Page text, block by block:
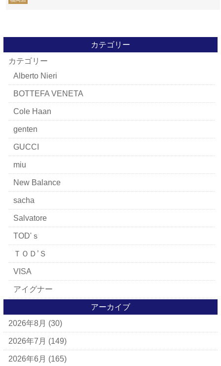
カテゴリー
カテゴリー
Alberto Nieri
BOTTEFA VENETA
Cole Haan
genten
GUCCI
miu
New Balance
sacha
Salvatore
TOD'ｓ
ＴＯＤ’Ｓ
VISA
アイグナー
アパレルブランド
BALLY
ＵＧＧ
アーカイブ
2026年8月 (30)
2026年7月 (149)
2026年6月 (165)